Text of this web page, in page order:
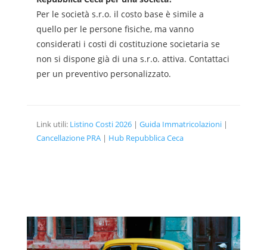
Per le società s.r.o. il costo base è simile a
quello per le persone fisiche, ma vanno
considerati i costi di costituzione societaria se
non si dispone già di una s.r.o. attiva. Contattaci
per un preventivo personalizzato.
Link utili: Listino Costi 2026| Guida Immatricolazioni|
Cancellazione PRA| Hub Repubblica Ceca